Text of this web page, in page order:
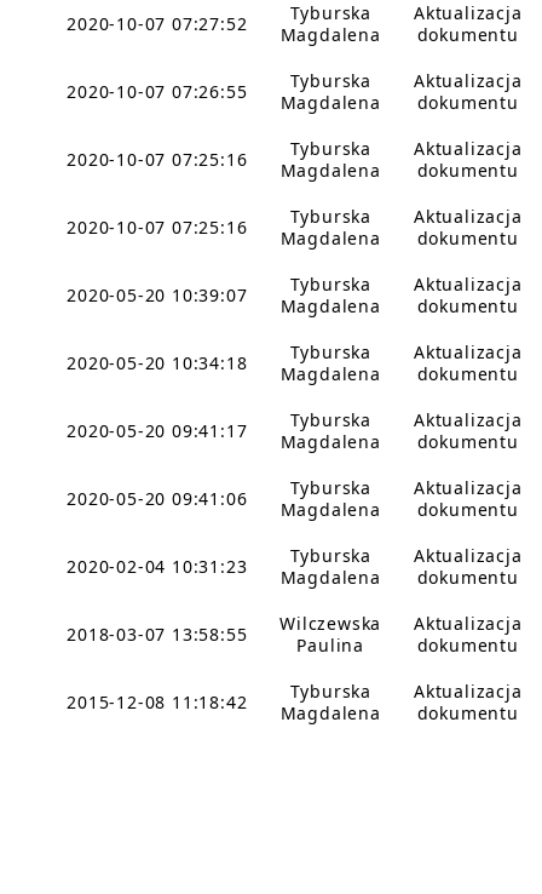
2020-10-07 07:27:52
Tyburska
Magdalena
Aktualizacja
dokumentu
2020-10-07 07:26:55
Tyburska
Magdalena
Aktualizacja
dokumentu
2020-10-07 07:25:16
Tyburska
Magdalena
Aktualizacja
dokumentu
2020-10-07 07:25:16
Tyburska
Magdalena
Aktualizacja
dokumentu
2020-05-20 10:39:07
Tyburska
Magdalena
Aktualizacja
dokumentu
2020-05-20 10:34:18
Tyburska
Magdalena
Aktualizacja
dokumentu
2020-05-20 09:41:17
Tyburska
Magdalena
Aktualizacja
dokumentu
2020-05-20 09:41:06
Tyburska
Magdalena
Aktualizacja
dokumentu
2020-02-04 10:31:23
Tyburska
Magdalena
Aktualizacja
dokumentu
2018-03-07 13:58:55
Wilczewska
Paulina
Aktualizacja
dokumentu
2015-12-08 11:18:42
Tyburska
Magdalena
Aktualizacja
dokumentu